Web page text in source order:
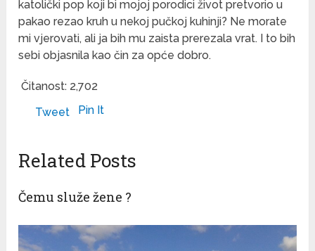
katolički pop koji bi mojoj porodici život pretvorio u
pakao rezao kruh u nekoj pučkoj kuhinji? Ne morate
mi vjerovati, ali ja bih mu zaista prerezala vrat. I to bih
sebi objasnila kao čin za opće dobro.
Čitanost: 2,702
Tweet
Pin It
Related Posts
Čemu služe žene ?